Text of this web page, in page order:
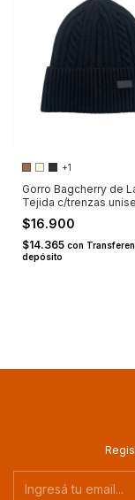
+1
Gorro Bagcherry de
Tejida c/trenzas
$16.900
$14.365 con
depósito